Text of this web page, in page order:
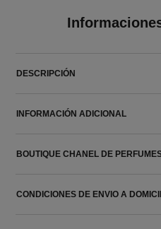
DESCRIPCIÓN
INFORMACIÓN ADICIONAL
BOUTIQUE CHANEL DE
CONDICIONES DE ENVIO A